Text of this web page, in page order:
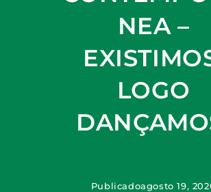
NEA –
LOGO
Publicadoagosto 19,